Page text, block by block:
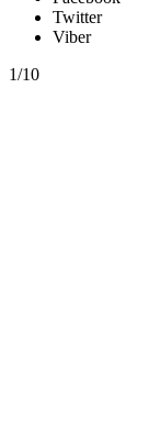
Twitter
Viber
1/10